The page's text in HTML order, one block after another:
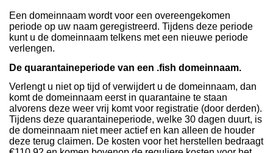
Een domeinnaam wordt voor een overeengekomen
periode op uw naam geregistreerd. Tijdens deze periode
kunt u de domeinnaam telkens met een nieuwe periode
verlengen.
De quarantaineperiode van een .fish domeinnaam.
Verlengt u niet op tijd of verwijdert u de domeinnaam, dan
komt de domeinnaam eerst in quarantaine te staan
alvorens deze weer vrij komt voor registratie (door derden).
Tijdens deze quarantaineperiode, welke 30 dagen duurt, is
de domeinnaam niet meer actief en kan alleen de houder
deze terug claimen. De kosten voor het herstellen bedraagt